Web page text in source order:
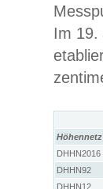
Im 19.
Höhennetz
DHHN2016
DHHN92
DHHN12